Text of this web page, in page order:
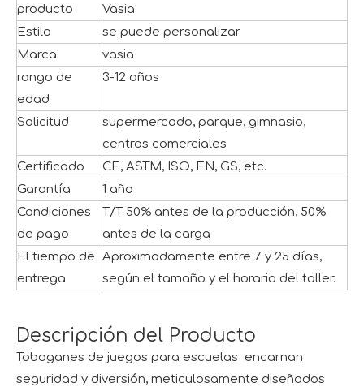
producto
Vasia
Estilo
se puede personalizar
Marca
vasia
rango de
edad
3-12 años
Solicitud
supermercado, parque, gimnasio,
centros comerciales
Certificado
CE, ASTM, ISO, EN, GS, etc.
Garantía
1 año
Condiciones
de pago
T/T 50% antes de la producción, 50%
antes de la carga
El tiempo de
entrega
Aproximadamente entre 7 y 25 días,
según el tamaño y el horario del taller.
Descripción del Producto
Toboganes de juegos para escuelas encarnan
seguridad y diversión, meticulosamente diseñados